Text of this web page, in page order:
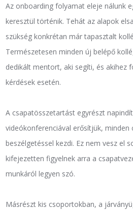
Az onboarding folyamat eleje nálunk
keresztül történik. Tehát az alapok
szükség konkrétan már tapasztalt
Természetesen minden új belépő
dedikált mentort, aki segíti, és akihez
kérdések esetén.
A csapatösszetartást egyrészt
videókonferenciával erősítjük,
beszélgetéssel kezdi. Ez nem vesz el
kifejezetten figyelnek arra a
munkáról legyen szó.
Másrészt kis csoportokban, a